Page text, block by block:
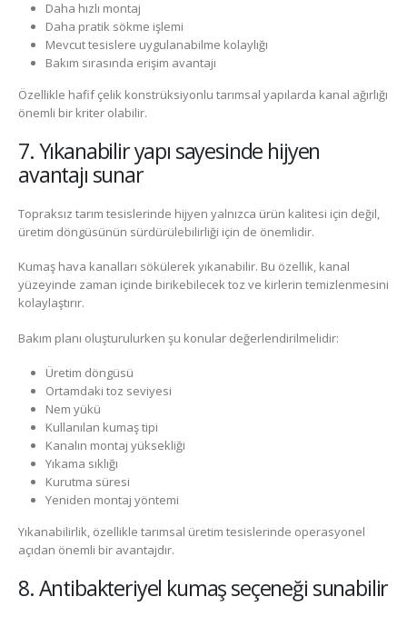
Daha hızlı montaj
Daha pratik sökme işlemi
Mevcut tesislere uygulanabilme kolaylığı
Bakım sırasında erişim avantajı
Özellikle hafif çelik konstrüksiyonlu tarımsal yapılarda kanal ağırlığı
önemli bir kriter olabilir.
7. Yıkanabilir yapı sayesinde hijyen
avantajı sunar
Topraksız tarım tesislerinde hijyen yalnızca ürün kalitesi için değil,
üretim döngüsünün sürdürülebilirliği için de önemlidir.
Kumaş hava kanalları sökülerek yıkanabilir. Bu özellik, kanal
yüzeyinde zaman içinde birikebilecek toz ve kirlerin temizlenmesini
kolaylaştırır.
Bakım planı oluşturulurken şu konular değerlendirilmelidir:
Üretim döngüsü
Ortamdaki toz seviyesi
Nem yükü
Kullanılan kumaş tipi
Kanalın montaj yüksekliği
Yıkama sıklığı
Kurutma süresi
Yeniden montaj yöntemi
Yıkanabilirlik, özellikle tarımsal üretim tesislerinde operasyonel
açıdan önemli bir avantajdır.
8. Antibakteriyel kumaş seçeneği sunabilir